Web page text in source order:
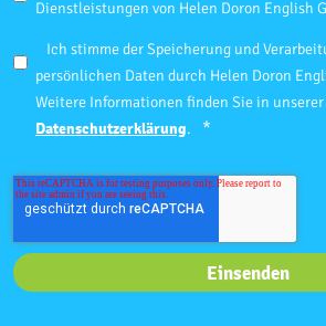
Dienstleistungen von Helen Doron English
Ich stimme der Speicherung und
persönlichen Daten durch Helen Doron
Weitere Informationen finden Sie in unserer
Datenschutzerklärung. *